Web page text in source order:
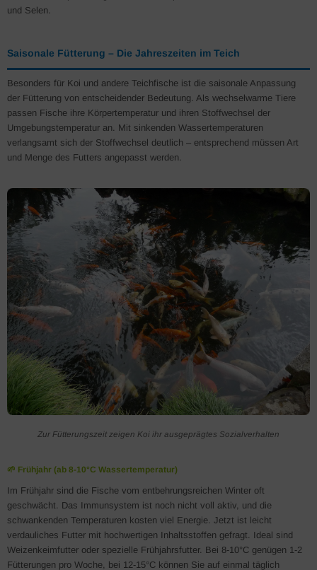
und Selen.
Saisonale Fütterung – Die Jahreszeiten im Teich
Besonders für Koi und andere Teichfische ist die saisonale Anpassung
der Fütterung von entscheidender Bedeutung. Als wechselwarme Tiere
passen Fische ihre Körpertemperatur und ihren Stoffwechsel der
Umgebungstemperatur an. Mit sinkenden Wassertemperaturen
verlangsamt sich der Stoffwechsel deutlich – entsprechend müssen Art
und Menge des Futters angepasst werden.
Zur Fütterungszeit zeigen Koi ihr ausgeprägtes Sozialverhalten
🌱 Frühjahr (ab 8-10°C Wassertemperatur)
Im Frühjahr sind die Fische vom entbehrungsreichen Winter oft
geschwächt. Das Immunsystem ist noch nicht voll aktiv, und die
schwankenden Temperaturen kosten viel Energie. Jetzt ist leicht
verdauliches Futter mit hochwertigen Inhaltsstoffen gefragt. Ideal sind
Weizenkeimfutter oder spezielle Frühjahrsfutter. Bei 8-10°C genügen 1-2
Fütterungen pro Woche, bei 12-15°C können Sie auf einmal täglich